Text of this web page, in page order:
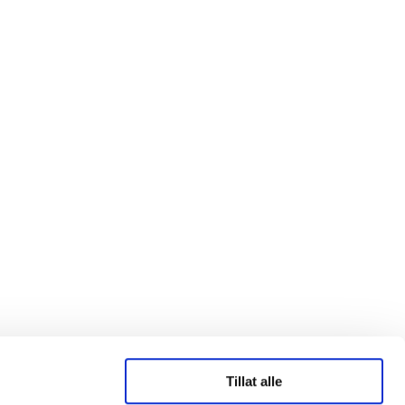
Tillat alle